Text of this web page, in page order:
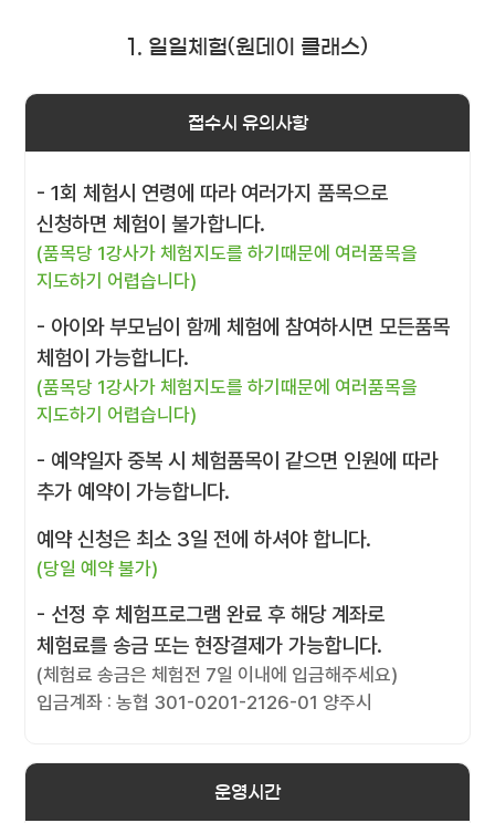
1. 일일체험(원데이 클래스)
접수시 유의사항
- 1회 체험시 연령에 따라 여러가지 품목으로
신청하면 체험이 불가합니다.
(품목당 1강사가 체험지도를 하기때문에 여러품목을
지도하기 어렵습니다)
- 아이와 부모님이 함께 체험에 참여하시면 모든품목
체험이 가능합니다.
(품목당 1강사가 체험지도를 하기때문에 여러품목을
지도하기 어렵습니다)
- 예약일자 중복 시 체험품목이 같으면 인원에 따라
추가 예약이 가능합니다.
예약 신청은 최소 3일 전에 하셔야 합니다.
(당일 예약 불가)
- 선정 후 체험프로그램 완료 후 해당 계좌로
체험료를 송금 또는 현장결제가 가능합니다.
(체험료 송금은 체험전 7일 이내에 입금해주세요)
입금계좌 : 농협 301-0201-2126-01 양주시
운영시간